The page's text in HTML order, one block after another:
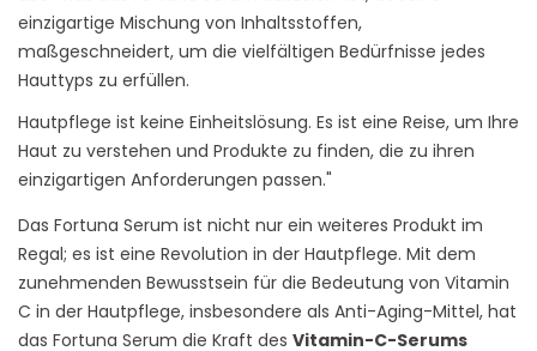
einzigartige Mischung von Inhaltsstoffen,
maßgeschneidert, um die vielfältigen Bedürfnisse jedes
Hauttyps zu erfüllen.
Hautpflege ist keine Einheitslösung. Es ist eine Reise, um Ihre
Haut zu verstehen und Produkte zu finden, die zu ihren
einzigartigen Anforderungen passen."
Das Fortuna Serum ist nicht nur ein weiteres Produkt im
Regal; es ist eine Revolution in der Hautpflege. Mit dem
zunehmenden Bewusstsein für die Bedeutung von Vitamin
C in der Hautpflege, insbesondere als Anti-Aging-Mittel, hat
das Fortuna Serum die Kraft des Vitamin-C-Serums